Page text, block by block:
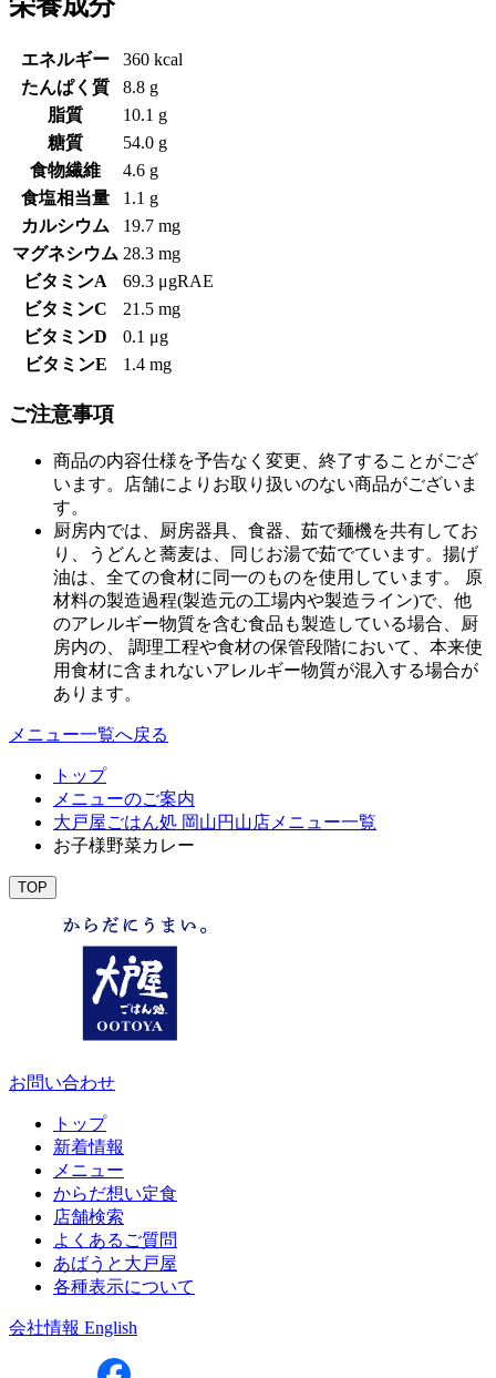
エネルギー
360 kcal
たんぱく質
8.8 g
脂質
10.1 g
糖質
54.0 g
食物繊維
4.6 g
食塩相当量
1.1 g
カルシウム
19.7 mg
マグネシウム 28.3 mg
ビタミンA
69.3 μgRAE
ビタミンC
21.5 mg
ビタミンD
0.1 μg
ビタミンE
1.4 mg
ご注意事項
商品の内容仕様を予告なく変更、終了することがござ
います。店舗によりお取り扱いのない商品がございま
す。
厨房内では、厨房器具、食器、茹で麺機を共有してお
り、うどんと蕎麦は、同じお湯で茹でています。揚げ
油は、全ての食材に同一のものを使用しています。 原
材料の製造過程(製造元の工場内や製造ライン)で、他
のアレルギー物質を含む食品も製造している場合、厨
房内の、 調理工程や食材の保管段階において、本来使
用食材に含まれないアレルギー物質が混入する場合が
あります。
メニュー一覧へ戻る
トップ
メニューのご案内
大戸屋ごはん処 岡山円山店メニュー一覧
お子様野菜カレー
TOP
お問い合わせ
トップ
新着情報
メニュー
からだ想い定食
店舗検索
よくあるご質問
あばうと大戸屋
各種表示について
会社情報 English